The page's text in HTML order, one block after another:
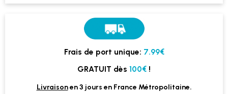
Frais de port unique: 7.99€
GRATUIT dès 100€ !
Livraisonen 3 jours en France Métropolitaine.